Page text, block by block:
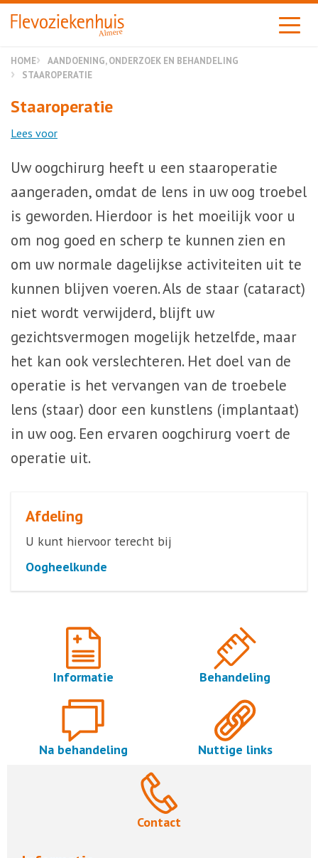
Almere
HOME
AANDOENING, ONDERZOEK EN BEHANDELING
STAAROPERATIE
Staaroperatie
Lees voor
Uw oogchirurg heeft u een staaroperatie
aangeraden, omdat de lens in uw oog troebel
is geworden. Hierdoor is het moeilijk voor u
om nog goed en scherp te kunnen zien en
om uw normale dagelijkse activiteiten uit te
kunnen blijven voeren. Als de staar (cataract)
niet wordt verwijderd, blijft uw
gezichtsvermogen mogelijk hetzelfde, maar
het kan ook verslechteren. Het doel van de
operatie is het vervangen van de troebele
lens (staar) door een kunstlens (implantaat)
in uw oog. Een ervaren oogchirurg voert de
operatie uit.
Afdeling
U kunt hiervoor terecht bij
Oogheelkunde
Informatie Behandeling
Na behandeling Nuttige links
Contact